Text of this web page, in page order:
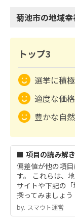
菊池市の地域
トップ3
選挙に積
適度な価
豊かな自
■ 項目の読み解
偏差値が他の項
す。 これらは、
サイトや下記の
探ってみましょう
by.︎ スマウト運営